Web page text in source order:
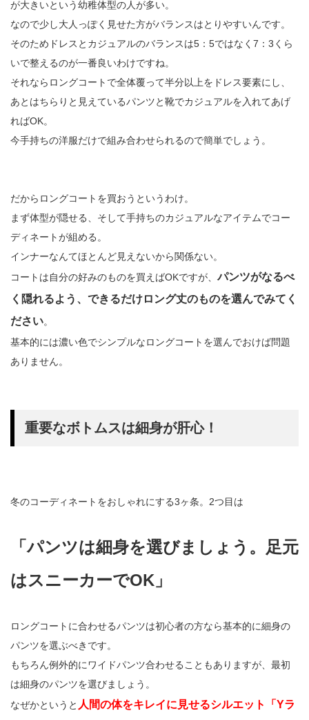
が大きいという幼稚体型の人が多い。
なので少し大人っぽく見せた方がバランスはとりやすいんです。
そのためドレスとカジュアルのバランスは5：5ではなく7：3くら
いで整えるのが一番良いわけですね。
それならロングコートで全体覆って半分以上をドレス要素にし、
あとはちらりと見えているパンツと靴でカジュアルを入れてあげ
ればOK。
今手持ちの洋服だけで組み合わせられるので簡単でしょう。
だからロングコートを買おうというわけ。
まず体型が隠せる、そして手持ちのカジュアルなアイテムでコー
ディネートが組める。
インナーなんてほとんど見えないから関係ない。
コートは自分の好みのものを買えばOKですが、パンツがなるべ
く隠れるよう、できるだけロング丈のものを選んでみてく
ださい。
基本的には濃い色でシンプルなロングコートを選んでおけば問題
ありません。
重要なボトムスは細身が肝心！
冬のコーディネートをおしゃれにする3ヶ条。2つ目は
「パンツは細身を選びましょう。足元
はスニーカーでOK」
ロングコートに合わせるパンツは初心者の方なら基本的に細身の
パンツを選ぶべきです。
もちろん例外的にワイドパンツ合わせることもありますが、最初
は細身のパンツを選びましょう。
なぜかというと 人間の体をキレイに見せるシルエット「Yラ